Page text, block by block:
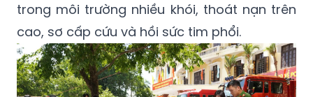
trong môi trường nhiều khói, thoát nạn trên
cao, sơ cấp cứu và hồi sức tim phổi.